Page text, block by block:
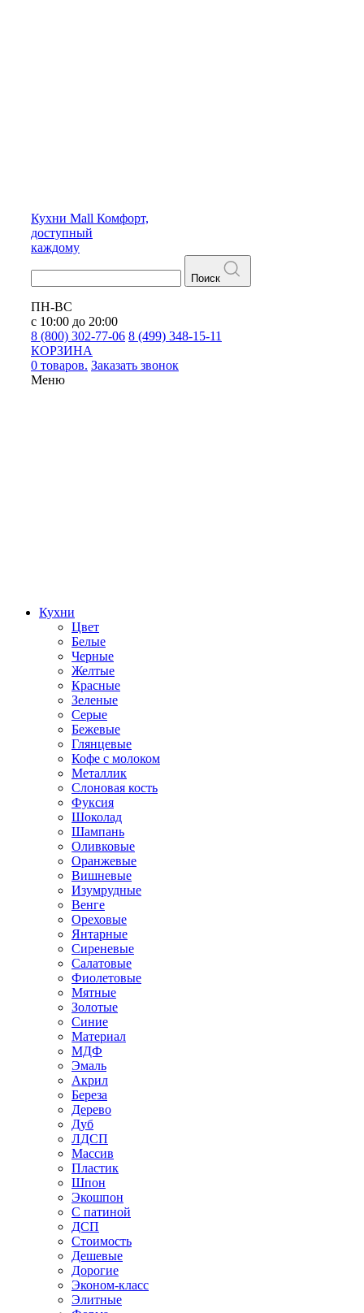
Кухни Mall Комфорт,
доступный
каждому
Поиск
ПН-ВС
с 10:00 до 20:00
8 (800) 302-77-06 8 (499) 348-15-11
КОРЗИНА
0 товаров. Заказать звонок
Меню
Кухни
Цвет
Белые
Черные
Желтые
Красные
Зеленые
Серые
Бежевые
Глянцевые
Кофе с молоком
Металлик
Слоновая кость
Фуксия
Шоколад
Шампань
Оливковые
Оранжевые
Вишневые
Изумрудные
Венге
Ореховые
Янтарные
Сиреневые
Салатовые
Фиолетовые
Мятные
Золотые
Синие
Материал
МДФ
Эмаль
Акрил
Береза
Дерево
Дуб
ЛДСП
Массив
Пластик
Шпон
Экошпон
С патиной
ДСП
Стоимость
Дешевые
Дорогие
Эконом-класс
Элитные